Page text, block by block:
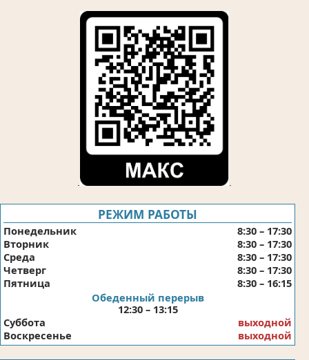
РЕЖИМ РАБОТЫ
Понедельник
8:30 – 17:30
Вторник
8:30 – 17:30
Среда
8:30 – 17:30
Четверг
8:30 – 17:30
Пятница
8:30 – 16:15
Обеденный перерыв
12:30 – 13:15
Суббота
выходной
Воскресенье
выходной